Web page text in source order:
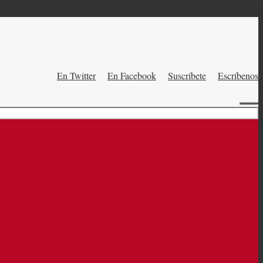
En Twitter En Facebook Suscríbete Escríbenos